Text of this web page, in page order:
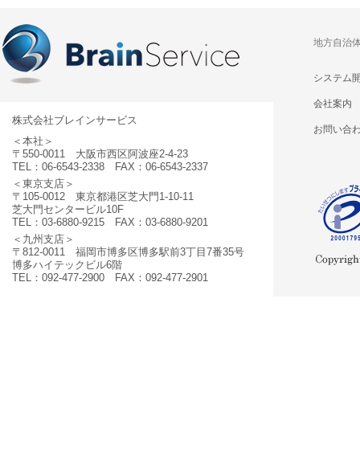
株式会社ブレインサービス
＜本社＞
〒550-0011 大阪市西区阿波座2-4-23
TEL：06-6543-2338 FAX：06-6543-2337
＜東京支店＞
〒105-0012 東京都港区芝大門1-10-11
芝大門センタービル10F
TEL：03-6880-9215 FAX：03-6880-9201
＜九州支店＞
〒812-0011 福岡市博多区博多駅前3丁目7番35号
博多ハイテックビル6階
TEL：092-477-2900 FAX：092-477-2901
地方自治
システム
会社案内
お問い合